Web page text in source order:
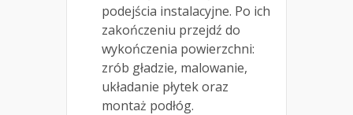
podejścia instalacyjne. Po ich
zakończeniu przejdź do
wykończenia powierzchni:
zrób gładzie, malowanie,
układanie płytek oraz
montaż podłóg.